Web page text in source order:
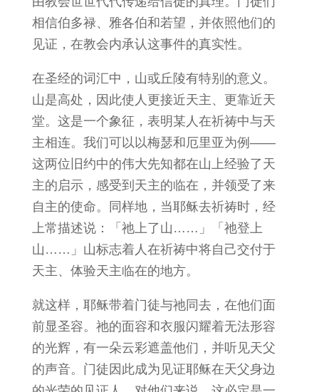
相信伯多禄、雅各伯和若望，并依照他们的
见证，在教会内承认这事件的真实性。
在圣经的词汇中，山或丘陵有特别的意义。
山是高处，因此使人更接近天主、更靠近天
堂。这是一个象征，表明某人在祈祷中与天
主相连。我们可以以梅瑟和厄里亚为例——
这两位旧约中的伟大先知都在山上经验了天
主的启示，感受到天主的临在，并领受了来
自主的使命。同样地，当耶稣去祈祷时，经
上常描述说：「祂上了山……」「祂登上
山……」山标志着人在祈祷中将自己交付于
天主、体验天主临在的地方。
就这样，耶稣带着门徒与祂同去，在他们面
前显圣容。祂的面容和衣服闪耀着无法形容
的光辉，有一朵云彩遮盖他们，并听见天父
的声音。门徒因此成为见证耶稣在天父身边